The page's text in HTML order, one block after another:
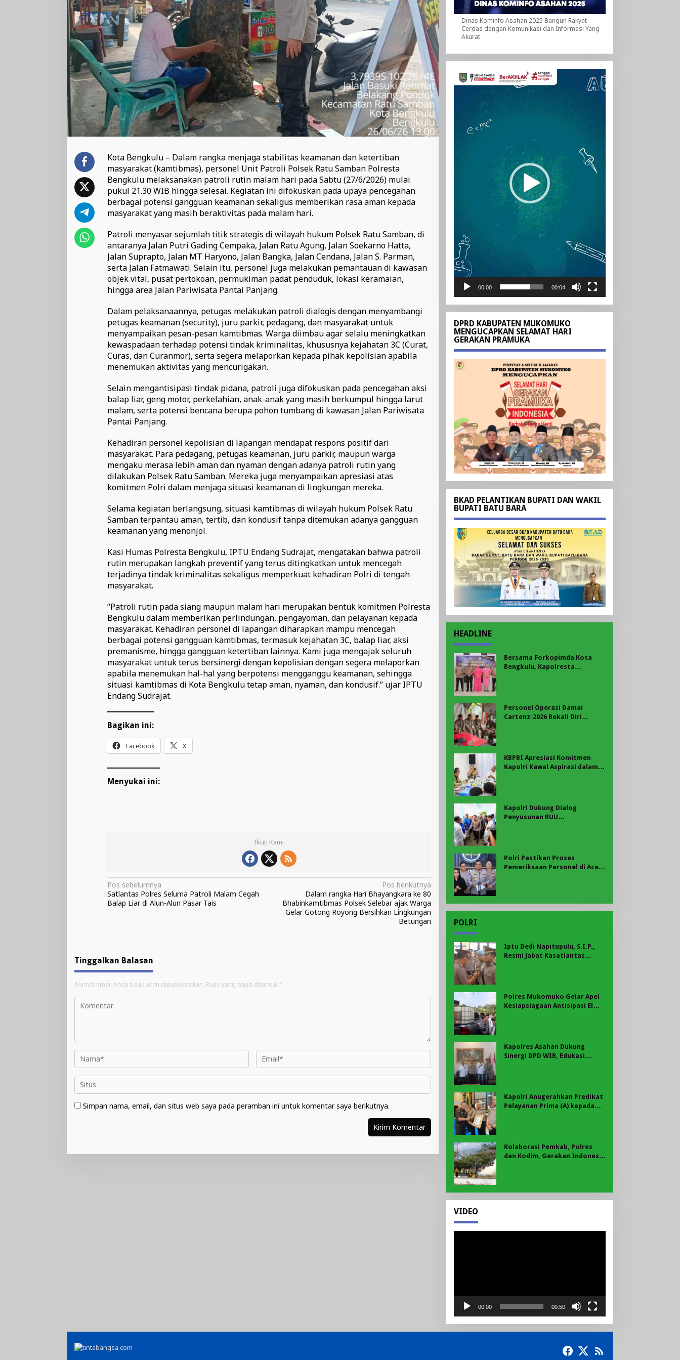
Kota Bengkulu – Dalam rangka menjaga stabilitas keamanan dan ketertiban
masyarakat (kamtibmas), personel Unit Patroli Polsek Ratu Samban Polresta
Bengkulu melaksanakan patroli rutin malam hari pada Sabtu (27/6/2026) mulai
pukul 21.30 WIB hingga selesai. Kegiatan ini difokuskan pada upaya pencegahan
berbagai potensi gangguan keamanan sekaligus memberikan rasa aman kepada
masyarakat yang masih beraktivitas pada malam hari.
Patroli menyasar sejumlah titik strategis di wilayah hukum Polsek Ratu Samban, di
antaranya Jalan Putri Gading Cempaka, Jalan Ratu Agung, Jalan Soekarno Hatta,
Jalan Suprapto, Jalan MT Haryono, Jalan Bangka, Jalan Cendana, Jalan S. Parman,
serta Jalan Fatmawati. Selain itu, personel juga melakukan pemantauan di kawasan
objek vital, pusat pertokoan, permukiman padat penduduk, lokasi keramaian,
hingga area Jalan Pariwisata Pantai Panjang.
Dalam pelaksanaannya, petugas melakukan patroli dialogis dengan menyambangi
petugas keamanan (security), juru parkir, pedagang, dan masyarakat untuk
menyampaikan pesan-pesan kamtibmas. Warga diimbau agar selalu meningkatkan
kewaspadaan terhadap potensi tindak kriminalitas, khususnya kejahatan 3C (Curat,
Curas, dan Curanmor), serta segera melaporkan kepada pihak kepolisian apabila
menemukan aktivitas yang mencurigakan.
Selain mengantisipasi tindak pidana, patroli juga difokuskan pada pencegahan aksi
balap liar, geng motor, perkelahian, anak-anak yang masih berkumpul hingga larut
malam, serta potensi bencana berupa pohon tumbang di kawasan Jalan Pariwisata
Pantai Panjang.
Kehadiran personel kepolisian di lapangan mendapat respons positif dari
masyarakat. Para pedagang, petugas keamanan, juru parkir, maupun warga
mengaku merasa lebih aman dan nyaman dengan adanya patroli rutin yang
dilakukan Polsek Ratu Samban. Mereka juga menyampaikan apresiasi atas
komitmen Polri dalam menjaga situasi keamanan di lingkungan mereka.
Selama kegiatan berlangsung, situasi kamtibmas di wilayah hukum Polsek Ratu
Samban terpantau aman, tertib, dan kondusif tanpa ditemukan adanya gangguan
keamanan yang menonjol.
Kasi Humas Polresta Bengkulu, IPTU Endang Sudrajat, mengatakan bahwa patroli
rutin merupakan langkah preventif yang terus ditingkatkan untuk mencegah
terjadinya tindak kriminalitas sekaligus memperkuat kehadiran Polri di tengah
masyarakat.
“Patroli rutin pada siang maupun malam hari merupakan bentuk komitmen Polresta
Bengkulu dalam memberikan perlindungan, pengayoman, dan pelayanan kepada
masyarakat. Kehadiran personel di lapangan diharapkan mampu mencegah
berbagai potensi gangguan kamtibmas, termasuk kejahatan 3C, balap liar, aksi
premanisme, hingga gangguan ketertiban lainnya. Kami juga mengajak seluruh
masyarakat untuk terus bersinergi dengan kepolisian dengan segera melaporkan
apabila menemukan hal-hal yang berpotensi mengganggu keamanan, sehingga
situasi kamtibmas di Kota Bengkulu tetap aman, nyaman, dan kondusif.” ujar IPTU
Endang Sudrajat.
Bagikan ini:
Facebook X
Menyukai ini:
Ikuti Kami
Navigasi
pos
Pos sebelumnya
Satlantas Polres Seluma Patroli Malam Cegah
Balap Liar di Alun-Alun Pasar Tais
Pos berikutnya
Dalam rangka Hari Bhayangkara ke 80
Bhabinkamtibmas Polsek Selebar ajak Warga
Gelar Gotong Royong Bersihkan Lingkungan
Betungan
Tinggalkan Balasan
Alamat email Anda tidak akan dipublikasikan. Ruas yang wajib ditandai *
Simpan nama, email, dan situs web saya pada peramban ini untuk komentar saya berikutnya.
Dinas Kominfo Asahan 2025 Bangun Rakyat
Cerdas dengan Komunikasi dan Informasi Yang
Akurat
Pemutar
Video
00:00 00:04
DPRD KABUPATEN MUKOMUKO
MENGUCAPKAN SELAMAT HARI
GERAKAN PRAMUKA
BKAD PELANTIKAN BUPATI DAN WAKIL
BUPATI BATU BARA
HEADLINE
Bersama Forkopimda Kota
Bengkulu, Kapolresta
Personel Operasi Damai
Cartenz-2026 Bekali Diri
KBPBI Apresiasi Komitmen
Kapolri Kawal Aspirasi dalam
Kapolri Dukung Dialog
Penyusunan RUU
Polri Pastikan Proses
Pemeriksaan Personel di Aceh
POLRI
Iptu Dedi Napitupulu, S.I.P.,
Resmi Jabat Kasatlantas
Polres Mukomuko Gelar Apel
Kesiapsiagaan Antisipasi El
Kapolres Asahan Dukung
Sinergi DPD WIB, Edukasi
Kapolri Anugerahkan Predikat
Pelayanan Prima (A) kepada
Kolaborasi Pemkab, Polres
dan Kodim, Gerakan Indonesia
VIDEO
00:00 00:50